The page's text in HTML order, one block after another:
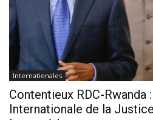
Internationales
Contentieux RDC-Rwanda
Internationale de la